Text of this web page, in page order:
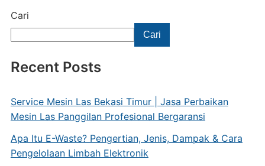
Cari
Cari
Recent Posts
Service Mesin Las Bekasi Timur | Jasa Perbaikan
Mesin Las Panggilan Profesional Bergaransi
Apa Itu E-Waste? Pengertian, Jenis, Dampak & Cara
Pengelolaan Limbah Elektronik